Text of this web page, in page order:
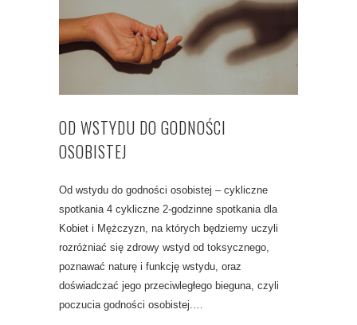
OD WSTYDU DO GODNOŚCI
OSOBISTEJ
Od wstydu do godności osobistej – cykliczne
spotkania 4 cykliczne 2-godzinne spotkania dla
Kobiet i Mężczyzn, na których będziemy uczyli
rozróżniać się zdrowy wstyd od toksycznego,
poznawać naturę i funkcję wstydu, oraz
doświadczać jego przeciwległego bieguna, czyli
poczucia godności osobistej.…